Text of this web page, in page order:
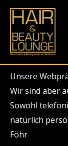
Zum
Inhalt
springen
Hair and
Wir sind dein
Beautystudio
Unsere
Wir sind aber
Sowohl
natürlich
Föhr